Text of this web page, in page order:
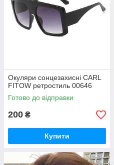
Окуляри сонцезахисні CARL
FITOW ретростиль 00646
Готово до відправки
200 ₴
Купити